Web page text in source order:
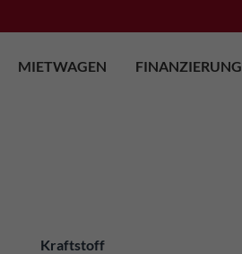
MIETWAGEN FINANZIERUNG
Kraftstoff